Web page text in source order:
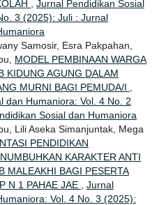
Jurnal Pendidikan Sosial
3 (2025): Juli : Jurnal
Samosir, Esra Pakpahan,
MODEL PEMBINAAN WARGA
KIDUNG AGUNG DALAM
MURNI BAGI PEMUDA/I
dan Humaniora: Vol. 4 No. 2
Sosial dan Humaniora
Lili Aseka Simanjuntak, Mega
PENDIDIKAN
KARAKTER ANTI
MALEAKHI BAGI PESERTA
N 1 PAHAE JAE
Jurnal
Vol. 4 No. 3 (2025):